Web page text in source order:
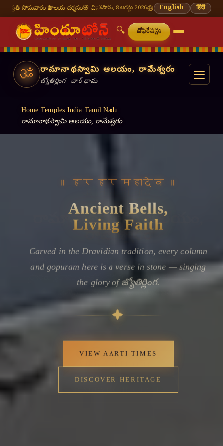
దర్శనం🌸 వినాయక చవితి — భాద్రపద శుద్ధ చవితి⛩ తిరుమల తిరుపతి — నేటి దర్శన
శనివారం, 8 ఆగస్టు 2026 English हिंदी
🔍 నోటిఫికేషన్లు
ॐ రామానాథస్వామి ఆలయం, రామేశ్వరం
జ్యోతిర్లింగ · చార్ ధామ
Home·Temples·India· Tamil Nadu·
రామానాథస్వామి ఆలయం, రామేశ్వరం
॥ हर हर महादेव ॥
Ancient Bells,
Living Faith
Carved in the Dravidian tradition, every column
and gopuram here is a verse in stone — singing
the glory of జ్యోతిర్లింగ.
✦